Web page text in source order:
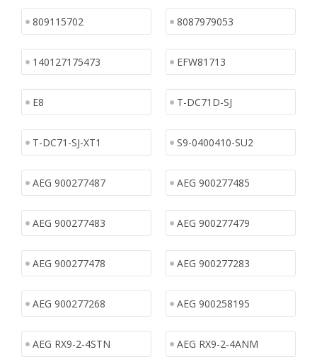
809115702 8087979053
140127175473 EFW81713
E8 T-DC71D-SJ
T-DC71-SJ-XT1 S9-0400410-SU2
AEG 900277487 AEG 900277485
AEG 900277483 AEG 900277479
AEG 900277478 AEG 900277283
AEG 900277268 AEG 900258195
AEG RX9-2-4STN AEG RX9-2-4ANM